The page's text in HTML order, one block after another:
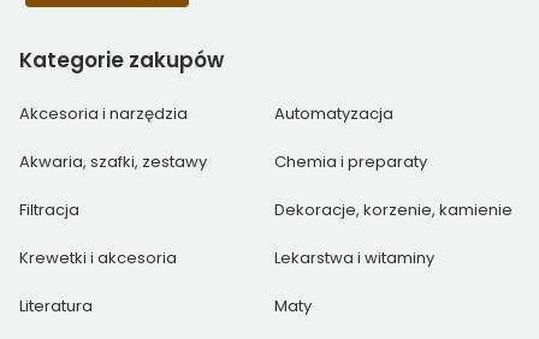
Kategorie zakupów
Akcesoria i narzędzia Automatyzacja
Akwaria, szafki, zestawy Chemia i preparaty
Filtracja Dekoracje, korzenie, kamienie
Krewetki i akcesoria Lekarstwa i witaminy
Literatura Maty